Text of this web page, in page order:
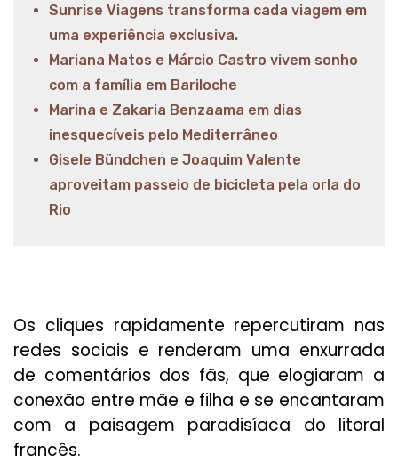
Sunrise Viagens transforma cada viagem em
uma experiência exclusiva.
Mariana Matos e Márcio Castro vivem sonho
com a família em Bariloche
Marina e Zakaria Benzaama em dias
inesquecíveis pelo Mediterrâneo
Gisele Bündchen e Joaquim Valente
aproveitam passeio de bicicleta pela orla do
Rio
Os cliques rapidamente repercutiram nas
redes sociais e renderam uma enxurrada
de comentários dos fãs, que elogiaram a
conexão entre mãe e filha e se encantaram
com a paisagem paradisíaca do litoral
francês.